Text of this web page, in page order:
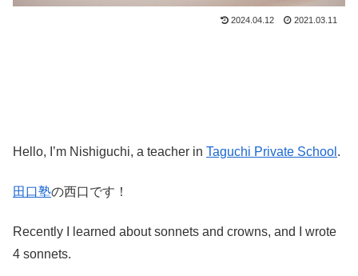
2024.04.12 2021.03.11
Hello, I’m Nishiguchi, a teacher in Taguchi Private School .
田口塾の西口です！
Recently I learned about sonnets and crowns, and I wrote
4 sonnets.